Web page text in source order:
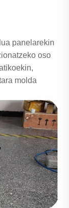
panelarekin
oso
molda